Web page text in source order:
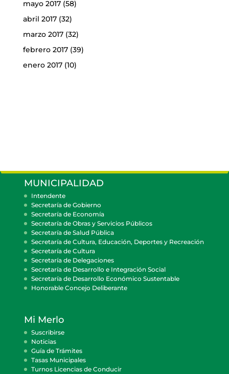
mayo 2017(58)
abril 2017(32)
marzo 2017(32)
febrero 2017(39)
enero 2017(10)
MUNICIPALIDAD
Intendente
Secretaría de Gobierno
Secretaría de Economía
Secretaría de Obras y Servicios Públicos
Secretaría de Salud Pública
Secretaría de Cultura, Educación, Deportes y Recreación
Secretaría de Cultura
Secretaría de Delegaciones
Secretaría de Desarrollo e Integración Social
Secretaría de Desarrollo Económico Sustentable
Honorable Concejo Deliberante
Mi Merlo
Suscribirse
Noticias
Guía de Trámites
Tasas Municipales
Turnos Licencias de Conducir